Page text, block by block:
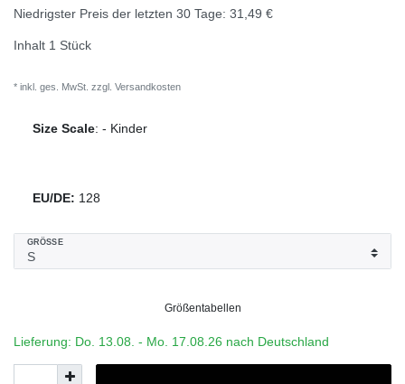
Niedrigster Preis der letzten 30 Tage: 31,49 €
Inhalt 1 Stück
* inkl. ges. MwSt. zzgl. Versandkosten
Size Scale: - Kinder
EU/DE: 128
GRÖSSE
Größentabellen
Lieferung: Do. 13.08. - Mo. 17.08.26 nach Deutschland